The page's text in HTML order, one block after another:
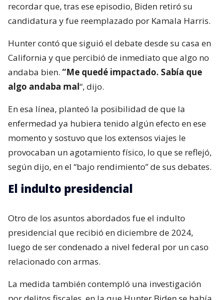
recordar que, tras ese episodio, Biden retiró su
candidatura y fue reemplazado por Kamala Harris.
Hunter contó que siguió el debate desde su casa en
California y que percibió de inmediato que algo no
andaba bien. “Me quedé impactado. Sabía que
algo andaba mal“, dijo.
En esa línea, planteó la posibilidad de que la
enfermedad ya hubiera tenido algún efecto en ese
momento y sostuvo que los extensos viajes le
provocaban un agotamiento físico, lo que se reflejó,
según dijo, en el “bajo rendimiento” de sus debates.
El indulto presidencial
Otro de los asuntos abordados fue el indulto
presidencial que recibió en diciembre de 2024,
luego de ser condenado a nivel federal por un caso
relacionado con armas.
La medida también contempló una investigación